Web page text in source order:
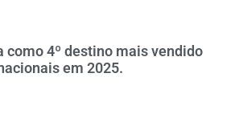
como 4º destino mais vendido
em 2025.